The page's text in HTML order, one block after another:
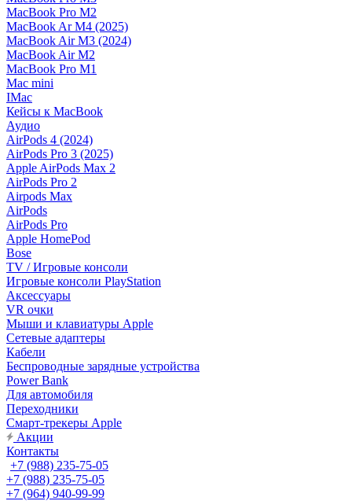
MacBook Pro M2
MacBook Ar M4 (2025)
MacBook Air M3 (2024)
MacBook Air M2
MacBook Pro M1
Mac mini
IMac
Кейсы к MacBook
Аудио
AirPods 4 (2024)
AirPods Pro 3 (2025)
Apple AirPods Max 2
AirPods Pro 2
Airpods Max
AirPods
AirPods Pro
Apple HomePod
Bose
TV / Игровые консоли
Игровые консоли PlayStation
Аксессуары
VR очки
Мыши и клавиатуры Apple
Сетевые адаптеры
Кабели
Беспроводные зарядные устройства
Power Bank
Для автомобиля
Переходники
Смарт-трекеры Apple
Акции
Контакты
+7 (988) 235-75-05
+7 (988) 235-75-05
+7 (964) 940-99-99